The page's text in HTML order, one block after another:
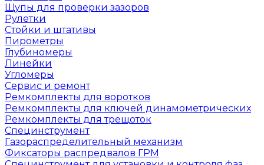
Щупы для проверки зазоров
Рулетки
Стойки и штативы
Пирометры
Глубиномеры
Линейки
Угломеры
Сервис и ремонт
Ремкомплекты для воротков
Ремкомплекты для ключей динамометрических
Ремкомплекты для трещоток
Специнструмент
Газораспределительный механизм
Фиксаторы распредвалов ГРМ